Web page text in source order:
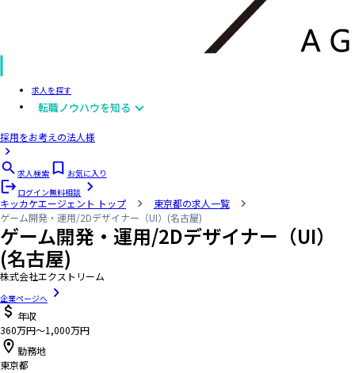
求人を探す
転職ノウハウを知る
採用をお考えの法人様
求人検索
お気に入り
ログイン無料相談
キッカケエージェント トップ
東京都の求人一覧
ゲーム開発・運用/2Dデザイナー（UI）(名古屋)
ゲーム開発・運用/2Dデザイナー（UI）
(名古屋)
株式会社エクストリーム
企業ページへ
年収
360万円〜1,000万円
勤務地
東京都